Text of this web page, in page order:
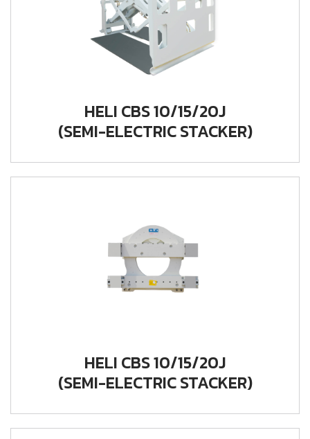
HELI CBS 10/15/20J
(SEMI-ELECTRIC STACKER)
HELI CBS 10/15/20J
(SEMI-ELECTRIC STACKER)